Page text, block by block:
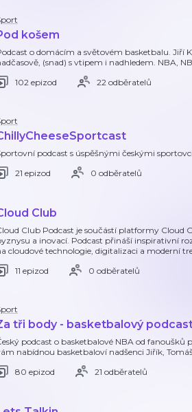
košem
o domácím a světovém basketbalu. Jiří
(snad) s vtipem i nadhledem. NBA,
102 epizod
22 odběratelů
podcast s úspěšnými českými
21 epizod
0 odběratelů
Club
Club Podcast je součástí platformy Cloud
a inovací. Podcast přináší inspirativní
cloudové technologie, digitalizaci a moderní
11 epizod
0 odběratelů
tři body - basketbalový
podcast o basketbalové NBA od fanoušků
nabídnou basketbaloví nadšenci Jiřík,
80 epizod
21 odběratelů